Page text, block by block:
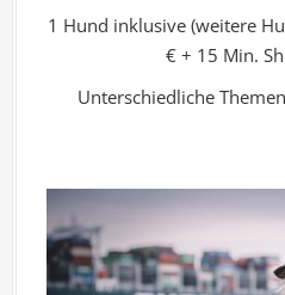
1 Hund inklusive (weitere
€ + 15 Min.
Unterschiedliche